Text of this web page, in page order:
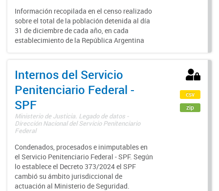
Información recopilada en el censo realizado
sobre el total de la población detenida al día
31 de diciembre de cada año, en cada
establecimiento de la República Argentina
Internos del Servicio
Penitenciario Federal -
SPF
Ministerio de Justicia. Legado de datos -
Dirección Nacional del Servicio Penitenciario
Federal
Condenados, procesados e inimputables en
el Servicio Penitenciario Federal - SPF. Según
lo establece el Decreto 373/2024 el SPF
cambió su ámbito jurisdiccional de
actuación al Ministerio de Seguridad.
csv
zip